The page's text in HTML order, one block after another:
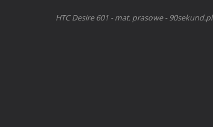
HTC Desire 601 - mat. prasowe - 90sekund.pl